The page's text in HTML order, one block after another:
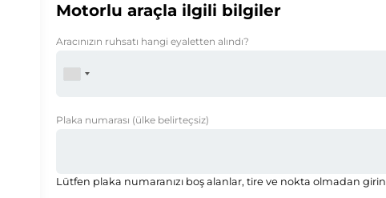
Motorlu araçla ilgili bilgiler
Aracınızın ruhsatı hangi eyaletten alındı?
Plaka numarası (ülke belirteçsiz)
Lütfen plaka numaranızı boş alanlar, tire ve nokta olmadan